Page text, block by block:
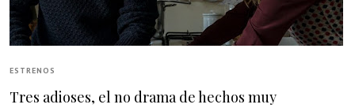
ESTRENOS
Tres adioses, el no drama de hechos muy